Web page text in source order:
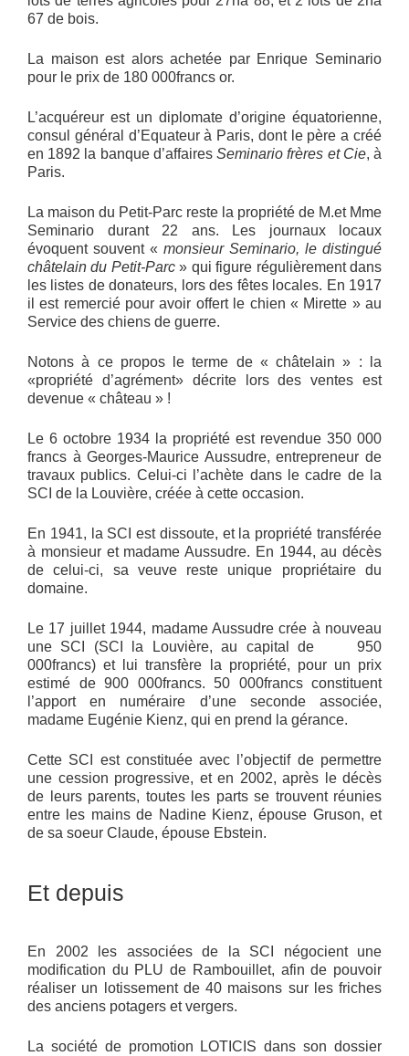
67 de bois.
La maison est alors achetée par Enrique Seminario
pour le prix de 180 000francs or.
L’acquéreur est un diplomate d’origine équatorienne,
consul général d’Equateur à Paris, dont le père a créé
en 1892 la banque d’affairesSeminario frères et Cie, à
Paris.
La maison du Petit-Parc reste la propriété de M.et Mme
Seminario durant 22 ans. Les journaux locaux
évoquent souvent « monsieur Seminario, le distingué
châtelain du Petit-Parc» qui figure régulièrement dans
les listes de donateurs, lors des fêtes locales. En 1917
il est remercié pour avoir offert le chien « Mirette » au
Service des chiens de guerre.
Notons à ce propos le terme de « châtelain » : la
«propriété d’agrément» décrite lors des ventes est
devenue « château » !
Le 6 octobre 1934 la propriété est revendue 350 000
francs à Georges-Maurice Aussudre, entrepreneur de
travaux publics. Celui-ci l’achète dans le cadre de la
SCI de la Louvière, créée à cette occasion.
En 1941, la SCI est dissoute, et la propriété transférée
à monsieur et madame Aussudre. En 1944, au décès
de celui-ci, sa veuve reste unique propriétaire du
domaine.
Le 17 juillet 1944, madame Aussudre crée à nouveau
une SCI (SCI la Louvière, au capital de 950
000francs) et lui transfère la propriété, pour un prix
estimé de 900 000francs. 50 000francs constituent
l’apport en numéraire d’une seconde associée,
madame Eugénie Kienz, qui en prend la gérance.
Cette SCI est constituée avec l’objectif de permettre
une cession progressive, et en 2002, après le décès
de leurs parents, toutes les parts se trouvent réunies
entre les mains de Nadine Kienz, épouse Gruson, et
de sa soeur Claude, épouse Ebstein.
Et depuis
En 2002 les associées de la SCI négocient une
modification du PLU de Rambouillet, afin de pouvoir
réaliser un lotissement de 40 maisons sur les friches
des anciens potagers et vergers.
La société de promotion LOTICIS dans son dossier